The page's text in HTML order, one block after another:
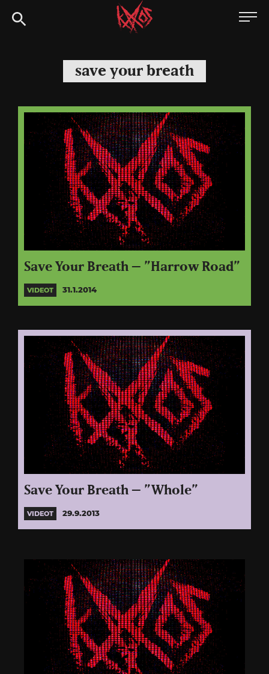
Siirry
suoraan
Kaaoszine
save your breath
Save Your Breath – ”Harrow Road”
VIDEOT 31.1.2014
Save Your Breath – ”Whole”
VIDEOT 29.9.2013